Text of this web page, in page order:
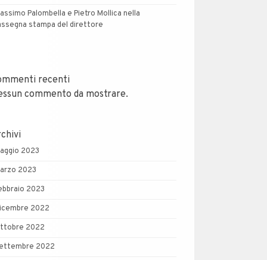
Palombella e Pietro Mollica nella
stampa del direttore
recenti
commento da mostrare.
2023
2023
2023
2022
2022
2022